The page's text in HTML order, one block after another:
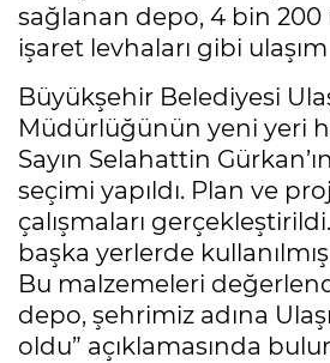
sağlanan depo, 4 bin
işaret levhaları gibi
Büyükşehir Belediyesi
Müdürlüğünün yeni yeri
Sayın Selahattin
seçimi yapıldı. Plan ve
çalışmaları
başka yerlerde
Bu malzemeleri
depo, şehrimiz adına
oldu” açıklamasında